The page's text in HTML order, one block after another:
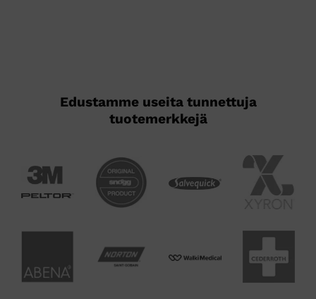
Edustamme useita tunnettuja
tuotemerkkejä